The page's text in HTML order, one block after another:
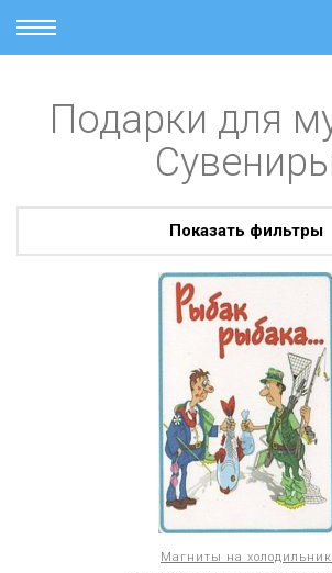
Подарки для
Показать фильтры
Магниты на холодильник